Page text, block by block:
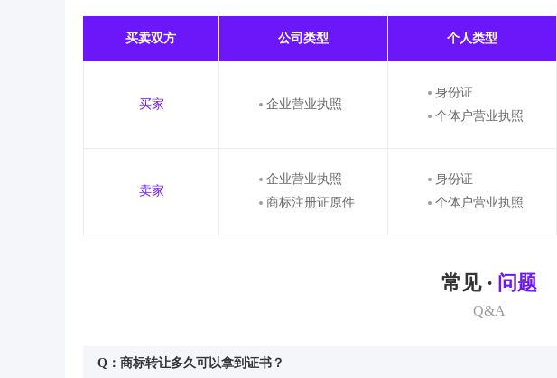
买卖双方 公司类型 个人类型
买家 企业营业执照
身份证
个体户营业执照
卖家
企业营业执照
商标注册证原件
身份证
个体户营业执照
常见 · 问题
Q&A
Q：商标转让多久可以拿到证书？